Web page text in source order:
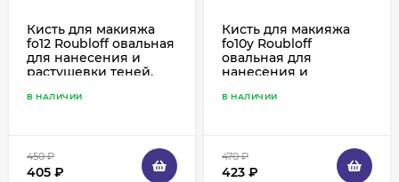
Кисть для макияжа
fo12 Roubloff овальная
для нанесения и
растушевки теней,
В НАЛИЧИИ
450₽
405 ₽
Кисть для макияжа
fo10y Roubloff
овальная для
нанесения и
укороченная,
В НАЛИЧИИ
470₽
423 ₽